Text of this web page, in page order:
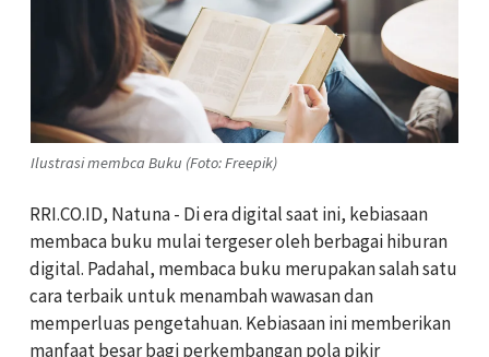
Ilustrasi membca Buku (Foto: Freepik)
RRI.CO.ID, Natuna - Di era digital saat ini, kebiasaan
membaca buku mulai tergeser oleh berbagai hiburan
digital. Padahal, membaca buku merupakan salah satu
cara terbaik untuk menambah wawasan dan
memperluas pengetahuan. Kebiasaan ini memberikan
manfaat besar bagi perkembangan pola pikir